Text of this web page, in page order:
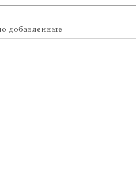
добавленные